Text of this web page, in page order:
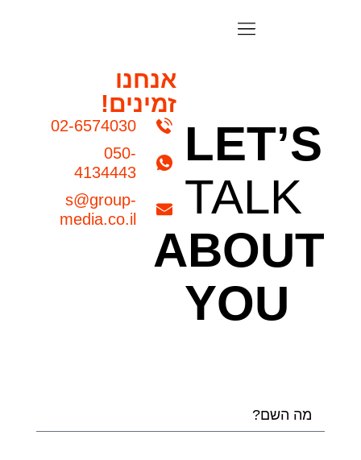
אנחנו
זמינים!
02-6574030
050-
4134443
s@group-
media.co.il
LET’S
TALK
ABOUT
YOU